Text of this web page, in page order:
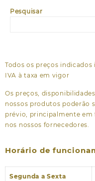
Pesquisar
Todos os preços indicados
IVA à taxa em vigor
Os preços,
nossos produtos poderão
prévio, principalmente
nos nossos fornecedores.
Horário de
Segunda a Sexta